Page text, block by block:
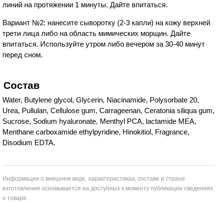
линий на протяжении 1 минуты. Дайте впитаться.
Вариант №2: нанесите сыворотку (2-3 капли) на кожу верхней
трети лица либо на область мимических морщин. Дайте
впитаться. Используйте утром либо вечером за 30-40 минут
перед сном.
Состав
Water, Butylene glycol, Glycerin, Niacinamide, Polysorbate 20,
Urea, Pullulan, Cellulose gum, Carrageenan, Ceratonia siliqua gum,
Sucrose, Sodium hyaluronate, Menthyl PCA, lactamide MEA,
Menthane carboxamide ethylpyridine, Hinokitiol, Fragrance,
Disodium EDTA.
Информация о внешнем виде, характеристиках, составе и стране
изготовления основывается на доступных к моменту публикации сведениях
о товаре.